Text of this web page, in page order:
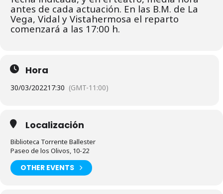
antes de cada actuación. En las B.M. de La
Vega, Vidal y Vistahermosa el reparto
comenzará a las 17:00 h.
Hora
30/03/202217:30 (GMT-11:00)
Localización
Biblioteca Torrente Ballester
Paseo de los Olivos, 10-22
OTHER EVENTS